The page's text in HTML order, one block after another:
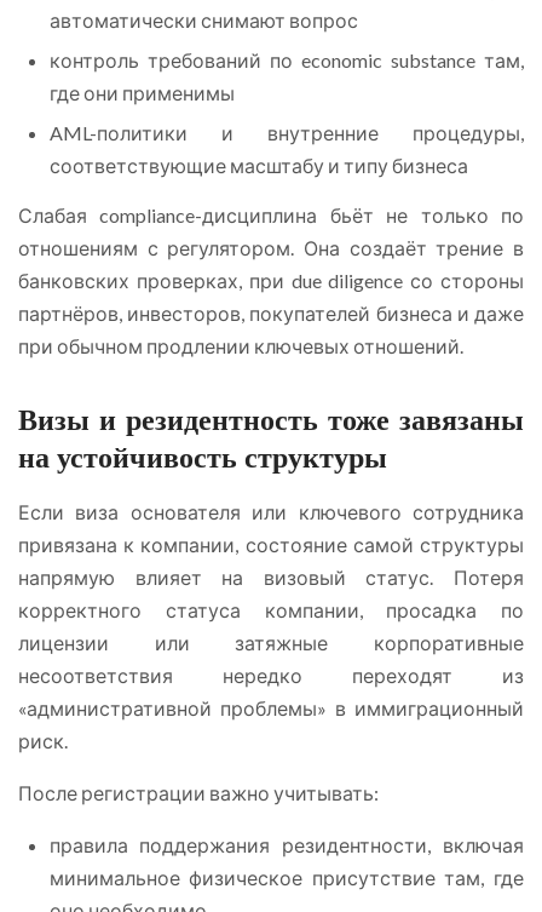
автоматически снимают вопрос
контроль требований по economic substance там,
где они применимы
AML-политики и внутренние процедуры,
соответствующие масштабу и типу бизнеса
Слабая compliance-дисциплина бьёт не только по
отношениям с регулятором. Она создаёт трение в
банковских проверках, при due diligence со стороны
партнёров, инвесторов, покупателей бизнеса и даже
при обычном продлении ключевых отношений.
Визы и резидентность тоже завязаны
на устойчивость структуры
Если виза основателя или ключевого сотрудника
привязана к компании, состояние самой структуры
напрямую влияет на визовый статус. Потеря
корректного статуса компании, просадка по
лицензии или затяжные корпоративные
несоответствия нередко переходят из
«административной проблемы» в иммиграционный
риск.
После регистрации важно учитывать:
правила поддержания резидентности, включая
минимальное физическое присутствие там, где